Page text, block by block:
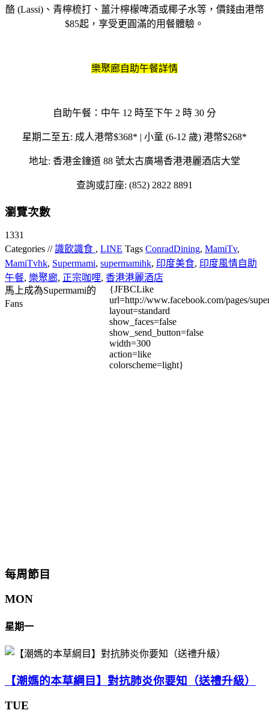
酪(Lassi)、青檸梳打、薑汁檸檬啤酒或椰子水等，價錢由港幣
$85起，享受更圓滿的用餐體驗。
樂聚廊自助午餐詳情
自助午餐：中午 12 時至下午 2 時 30 分
星期二至五: 成人港幣$368* | 小童 (6-12 歲) 港幣$268*
地址: 香港金鐘道 88 號太古廣場香港港麗酒店大堂
查詢或訂座: (852) 2822 8891
瀏覽次數
1331
Categories //識飲識食 , LINE Tags ConradDining, MamiTv,
MamiTvhk, Supermami, supermamihk, 印度美食, 印度風情自助
午餐, 樂聚廊, 正宗咖哩, 香港港麗酒店
馬上成為Supermami的
Fans
{JFBCLike
url=http://www.facebook.com/pages/
layout=standard
show_faces=false
show_send_button=false
width=300
action=like
colorscheme=light}
每周節目
MON
星期一
【潮媽的本草綱目】對抗肺炎你要知（送禮升級）
TUE